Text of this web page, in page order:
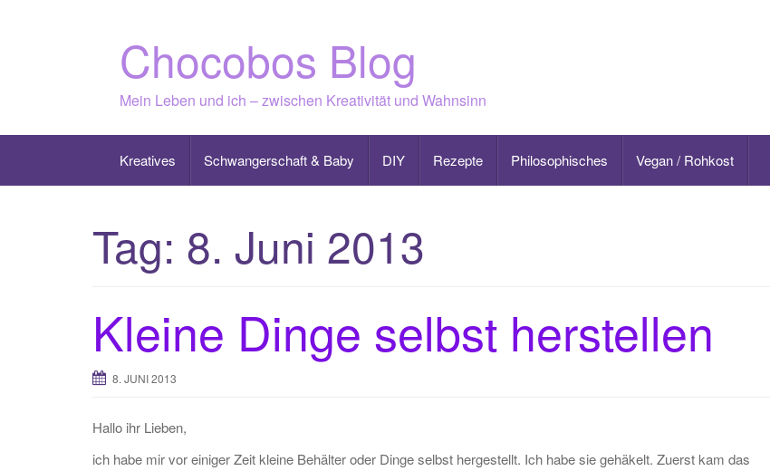
Chocobos Blog
Mein Leben und ich – zwischen Kreativität und Wahnsinn
Kreatives Schwangerschaft & Baby DIY Rezepte Philosophisches Vegan / Rohkost
Tag: 8. Juni 2013
Kleine Dinge selbst herstellen
8. JUNI 2013
Hallo ihr Lieben,
ich habe mir vor einiger Zeit kleine Behälter oder Dinge selbst hergestellt. Ich habe sie gehäkelt. Zuerst kam das